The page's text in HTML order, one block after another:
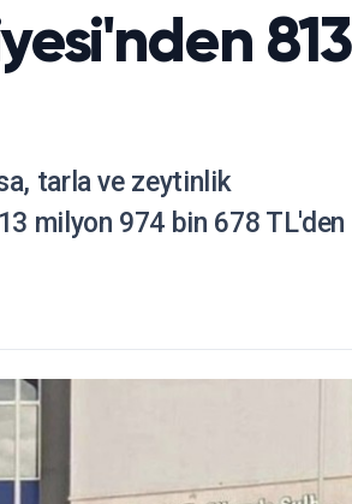
813
tarla ve zeytinlik
milyon 974 bin 678 TL'den